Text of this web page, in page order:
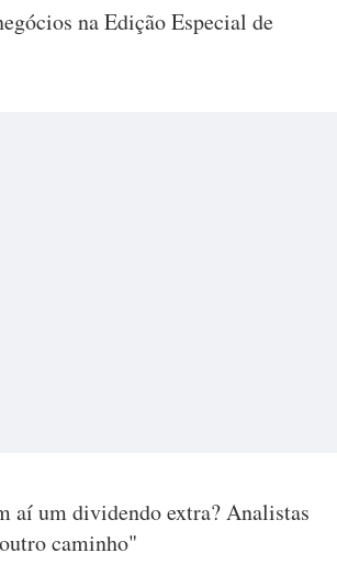
na Edição Especial de
aí um dividendo extra? Analistas
caminho"